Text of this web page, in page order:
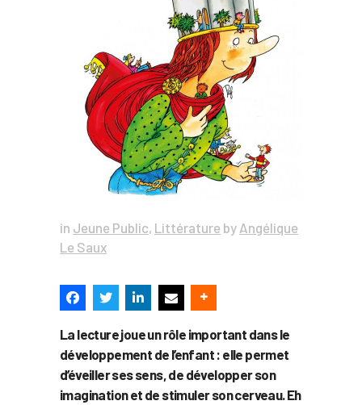
in Jeune Public, Littérature by Angélique
Le Saux
La lecture joue un rôle important dans le
développement de l’enfant : elle permet
d’éveiller ses sens, de développer son
imagination et de stimuler son cerveau. Eh